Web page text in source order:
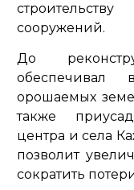
сооружений.
До
орошаемых
также
центра и села
позволит
сократить